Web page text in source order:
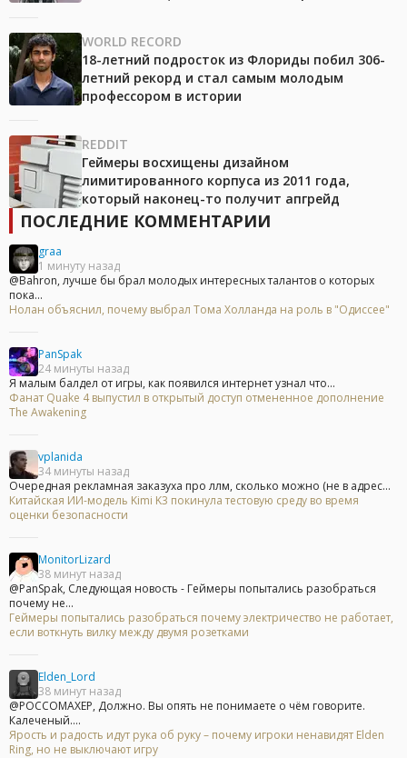
WORLD RECORD
18-летний подросток из Флориды побил 306-
летний рекорд и стал самым молодым
профессором в истории
REDDIT
Геймеры восхищены дизайном
лимитированного корпуса из 2011 года,
который наконец-то получит апгрейд
ПОСЛЕДНИЕ КОММЕНТАРИИ
graa
1 минуту назад
@Bahron, лучше бы брал молодых интересных талантов о которых
пока...
Нолан объяснил, почему выбрал Тома Холланда на роль в "Одиссее"
PanSpak
24 минуты назад
Я малым балдел от игры, как появился интернет узнал что...
Фанат Quake 4 выпустил в открытый доступ отмененное дополнение
The Awakening
vplanida
34 минуты назад
Очередная рекламная заказуха про ллм, сколько можно (не в адрес...
Китайская ИИ-модель Kimi K3 покинула тестовую среду во время
оценки безопасности
MonitorLizard
38 минут назад
@PanSpak, Следующая новость - Геймеры попытались разобраться
почему не...
Геймеры попытались разобраться почему электричество не работает,
если воткнуть вилку между двумя розетками
Elden_Lord
38 минут назад
@POCCOMAXEP, Должно. Вы опять не понимаете о чём говорите.
Калеченый....
Ярость и радость идут рука об руку – почему игроки ненавидят Elden
Ring, но не выключают игру